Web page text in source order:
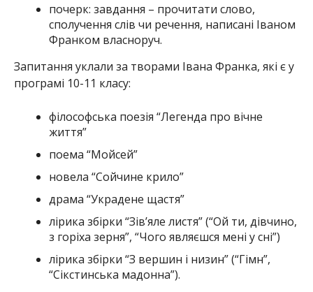
почерк: завдання – прочитати слово,
сполучення слів чи речення, написані Іваном
Франком власноруч.
Запитання уклали за творами Івана Франка, які є у
програмі 10-11 класу:
філософська поезія “Легенда про вічне
життя”
поема “Мойсей”
новела “Сойчине крило”
драма “Украдене щастя”
лірика збірки “Зів’яле листя” (“Ой ти, дівчино,
з горіха зерня”, “Чого являєшся мені у сні”)
лірика збірки “З вершин і низин” (“Гімн”,
“Сікстинська мадонна”).